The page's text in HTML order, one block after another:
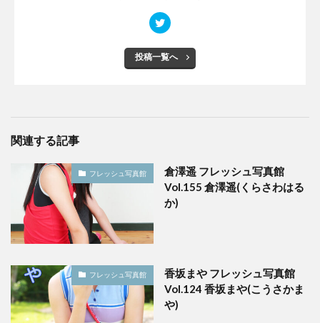
投稿一覧へ
関連する記事
フレッシュ写真館
倉澤遥 フレッシュ写真館
Vol.155 倉澤遥(くらさわはる
か)
フレッシュ写真館
香坂まや フレッシュ写真館
Vol.124 香坂まや(こうさかま
や)